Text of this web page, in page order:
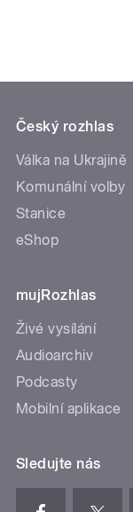
Český rozhlas
Válka na Ukrajině
Komunální volby
Stanice
eShop
mujRozhlas
Živé vysílání
Audioarchiv
Podcasty
Mobilní aplikace
Sledujte nás